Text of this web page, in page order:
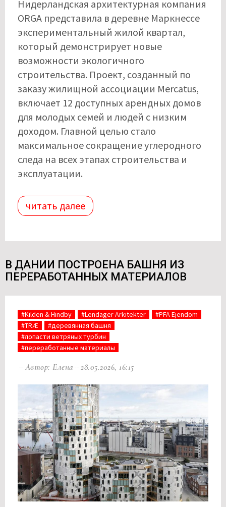
Нидерландская архитектурная компания
ORGA представила в деревне Маркнессе
экспериментальный жилой квартал,
который демонстрирует новые
возможности экологичного
строительства. Проект, созданный по
заказу жилищной ассоциации Mercatus,
включает 12 доступных арендных домов
для молодых семей и людей с низким
доходом. Главной целью стало
максимальное сокращение углеродного
следа на всех этапах строительства и
эксплуатации.
читать далее
В ДАНИИ ПОСТРОЕНА БАШНЯ ИЗ
ПЕРЕРАБОТАННЫХ МАТЕРИАЛОВ
#Kilden & Hindby #Lendager Arkitekter
#PFA Ejendom
#TRÆ
#деревянная башня
#лопасти ветряных турбин
#переработанные материалы
Автор: Елена 28.05.2026, 16:15